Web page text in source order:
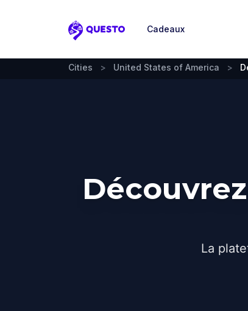
Questo
Cadeaux
Cities > United States of America >
La